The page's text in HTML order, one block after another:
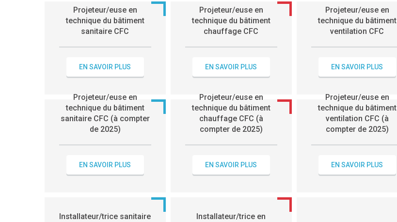
Projeteur/euse en
technique du bâtiment
sanitaire CFC
EN SAVOIR PLUS
Projeteur/euse en
technique du bâtiment
chauffage CFC
EN SAVOIR PLUS
Projeteur/euse en
technique du bâtiment
ventilation CFC
EN SAVOIR PLUS
Projeteur/euse en
technique du bâtiment
sanitaire CFC (à compter
de 2025)
EN SAVOIR PLUS
Projeteur/euse en
technique du bâtiment
chauffage CFC (à
compter de 2025)
EN SAVOIR PLUS
Projeteur/euse en
technique du bâtiment
ventilation CFC (à
compter de 2025)
EN SAVOIR PLUS
Installateur/trice sanitaire
Installateur/trice en